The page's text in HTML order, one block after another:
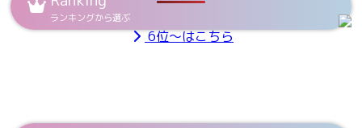
ランキングから選ぶ
6位～はこちら